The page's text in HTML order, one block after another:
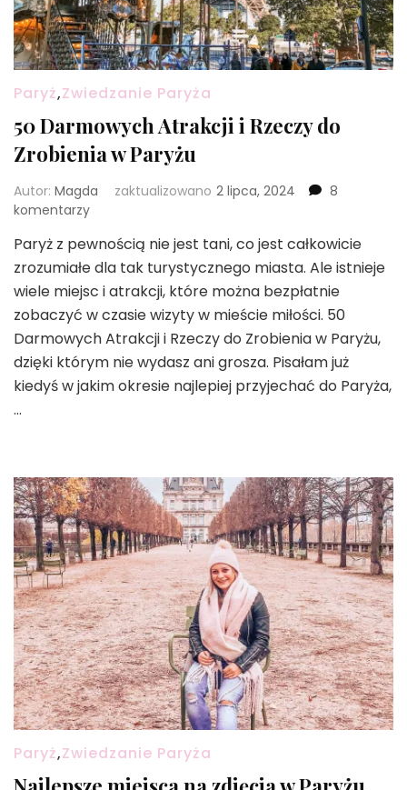
Paryż,Zwiedzanie Paryża
50 Darmowych Atrakcji i Rzeczy do
Zrobienia w Paryżu
Autor: Magda zaktualizowano 2 lipca, 2024
8
komentarzydo
Darmowych
Atrakcji
i
do
Zrobienia
w
Paryżu
Paryż z pewnością nie jest tani, co jest całkowicie
zrozumiałe dla tak turystycznego miasta. Ale istnieje
wiele miejsc i atrakcji, które można bezpłatnie
zobaczyć w czasie wizyty w mieście miłości. 50
Darmowych Atrakcji i Rzeczy do Zrobienia w Paryżu,
dzięki którym nie wydasz ani grosza. Pisałam już
kiedyś w jakim okresie najlepiej przyjechać do Paryża,
…
Paryż,Zwiedzanie Paryża